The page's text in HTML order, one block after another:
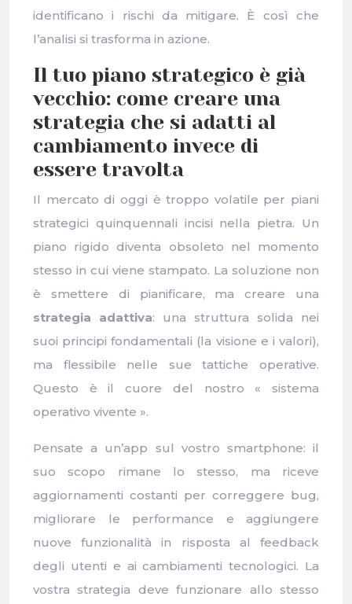
identificano i rischi da mitigare. È così che
l’analisi si trasforma in azione.
Il tuo piano strategico è già
vecchio: come creare una
strategia che si adatti al
cambiamento invece di
essere travolta
Il mercato di oggi è troppo volatile per piani
strategici quinquennali incisi nella pietra. Un
piano rigido diventa obsoleto nel momento
stesso in cui viene stampato. La soluzione non
è smettere di pianificare, ma creare una
strategia adattiva: una struttura solida nei
suoi principi fondamentali (la visione e i valori),
ma flessibile nelle sue tattiche operative.
Questo è il cuore del nostro « sistema
operativo vivente ».
Pensate a un’app sul vostro smartphone: il
suo scopo rimane lo stesso, ma riceve
aggiornamenti costanti per correggere bug,
migliorare le performance e aggiungere
nuove funzionalità in risposta al feedback
degli utenti e ai cambiamenti tecnologici. La
vostra strategia deve funzionare allo stesso